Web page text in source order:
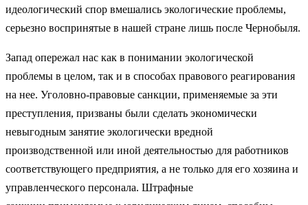
идеологический спор вмешались экологические проблемы,
серьезно воспринятые в нашей стране лишь после Чернобыля.
Запад опережал нас как в понимании экологической
проблемы в целом, так и в способах правового реагирования
на нее. Уголовно-правовые санкции, применяемые за эти
преступления, призваны были сделать экономически
невыгодным занятие экологически вредной
производственной или иной деятельностью для работников
соответствующего предприятия, а не только для его хозяина и
управленческого персонала. Штрафные